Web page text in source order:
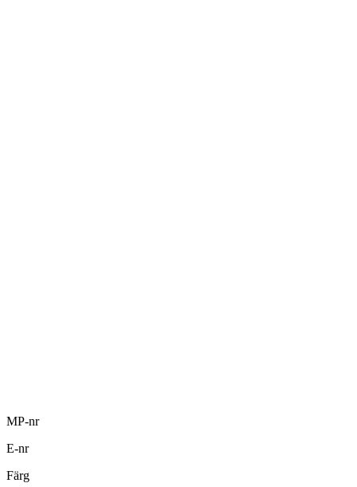
MP-nr
E-nr
Färg